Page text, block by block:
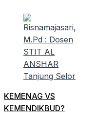
KEMENAG VS
KEMENDIKBUD?